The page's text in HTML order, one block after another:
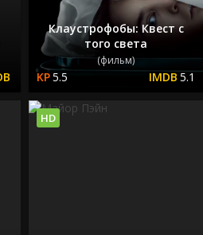
Клаустрофобы: Квест с
того света
(фильм)
5.5 5.1
HD